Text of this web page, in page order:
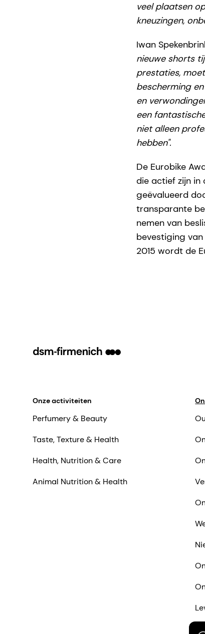
veel plaatsen
kneuzingen,
Iwan
nieuwe shorts
prestaties,
bescherming
en
een
niet alleen
hebben".
De Eurobike
die actief zijn in
geëvalueerd
transparante
nemen van
bevestiging
2015 wordt de
Onze activiteiten
Perfumery & Beauty
Taste, Texture & Health
Health, Nutrition & Care
Animal Nutrition & Health